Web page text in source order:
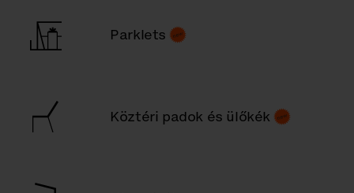
Parklets
Köztéri padok és ülőkék